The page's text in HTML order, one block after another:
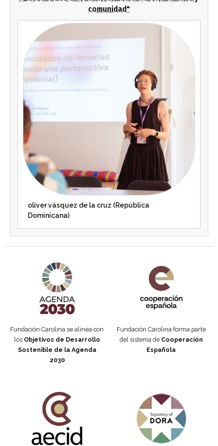
comunidad"
oliver vásquez de la cruz (República
Dominicana)
Fundación Carolina se alinea con
los Objetivos de Desarrollo
Sostenible de la Agenda
2030
Fundación Carolina forma parte
del sistema de Cooperación
Española